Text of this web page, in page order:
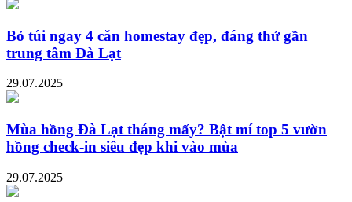
Bỏ túi ngay 4 căn homestay đẹp, đáng thử gần
trung tâm Đà Lạt
29.07.2025
Mùa hồng Đà Lạt tháng mấy? Bật mí top 5 vườn
hồng check-in siêu đẹp khi vào mùa
29.07.2025